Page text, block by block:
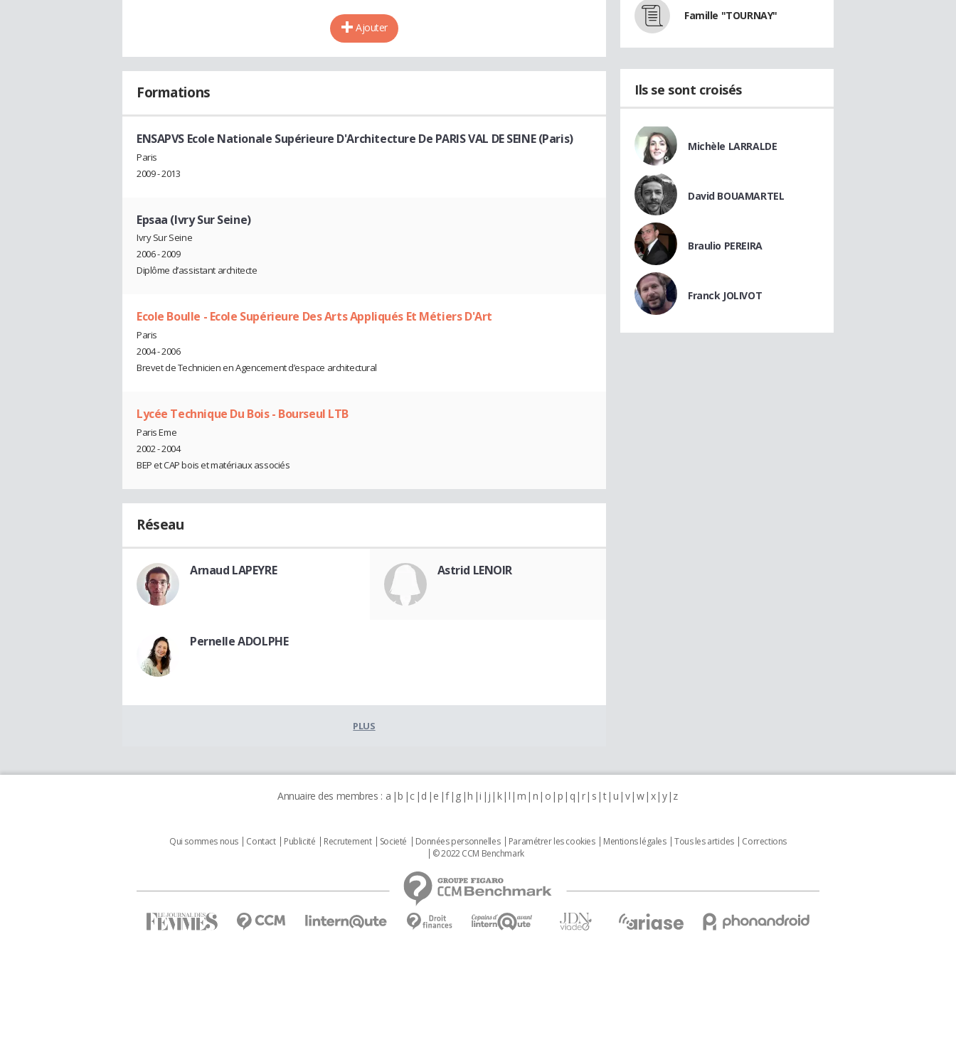
Ajouter
Formations
ENSAPVS Ecole Nationale Supérieure D'Architecture De PARIS VAL DE SEINE (Paris)
Paris
2009 - 2013
Epsaa (Ivry Sur Seine)
Ivry Sur Seine
2006 - 2009
Diplôme d’assistant architecte
Ecole Boulle - Ecole Supérieure Des Arts Appliqués Et Métiers D'Art
Paris
2004 - 2006
Brevet de Technicien en Agencement d’espace architectural
Lycée Technique Du Bois - Bourseul LTB
Paris Eme
2002 - 2004
BEP et CAP bois et matériaux associés
Réseau
Arnaud LAPEYRE Astrid LENOIR
Pernelle ADOLPHE
PLUS
Famille "TOURNAY"
Ils se sont croisés
Michèle LARRALDE
David BOUAMARTEL
Braulio PEREIRA
Franck JOLIVOT
Annuaire des membres : a b c d e f g h i j k l m n o p q r s t u v w x y z
Qui sommes nous Contact Publicité Recrutement Societé Données personnelles Paramétrer les cookies Mentions légales Tous les articles
Corrections
© 2022 CCM Benchmark